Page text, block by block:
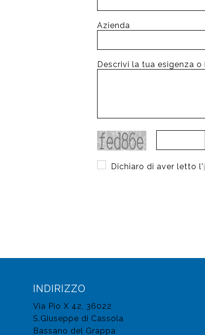
Azienda
Descrivi la tua esigenza
Dichiaro di aver letto l'
INDIRIZZO
Via Pio X 42, 36022
S.Giuseppe di Cassola
Bassano del Grappa